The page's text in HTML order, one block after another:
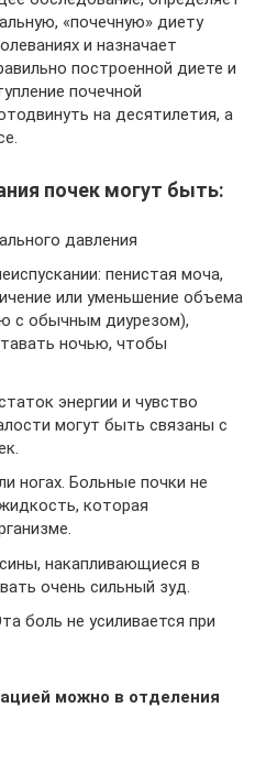
«почечную» диету
и назначает
построенной диете и
почечной
на десятилетия, а
почек могут быть:
давления
пенистая моча,
или уменьшение объема
с обычным диурезом),
ночью, чтобы
энергии и чувство
могут быть связаны с
ногах. Больные почки не
которая
накапливающиеся в
очень сильный зуд.
боль не усиливается при
можно в отделения